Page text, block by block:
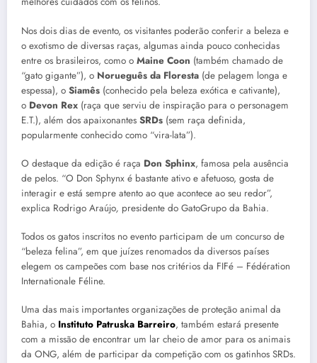
Nos dois dias de evento, os visitantes poderão conferir a beleza e
o exotismo de diversas raças, algumas ainda pouco conhecidas
entre os brasileiros, como o Maine Coon (também chamado de
“gato gigante”), o Norueguês da Floresta (de pelagem longa e
espessa), o Siamês (conhecido pela beleza exótica e cativante),
o Devon Rex (raça que serviu de inspiração para o personagem
E.T.), além dos apaixonantes SRDs (sem raça definida,
popularmente conhecido como “vira-lata”).
O destaque da edição é raça Don Sphinx, famosa pela ausência
de pelos. “O Don Sphynx é bastante ativo e afetuoso, gosta de
interagir e está sempre atento ao que acontece ao seu redor”,
explica Rodrigo Araújo, presidente do GatoGrupo da Bahia.
Todos os gatos inscritos no evento participam de um concurso de
“beleza felina”, em que juízes renomados da diversos países
elegem os campeões com base nos critérios da FIFé – Fédération
Internationale Féline.
Uma das mais importantes organizações de proteção animal da
Bahia, o Instituto Patruska Barreiro, também estará presente
com a missão de encontrar um lar cheio de amor para os animais
da ONG, além de participar da competição com os gatinhos SRDs.